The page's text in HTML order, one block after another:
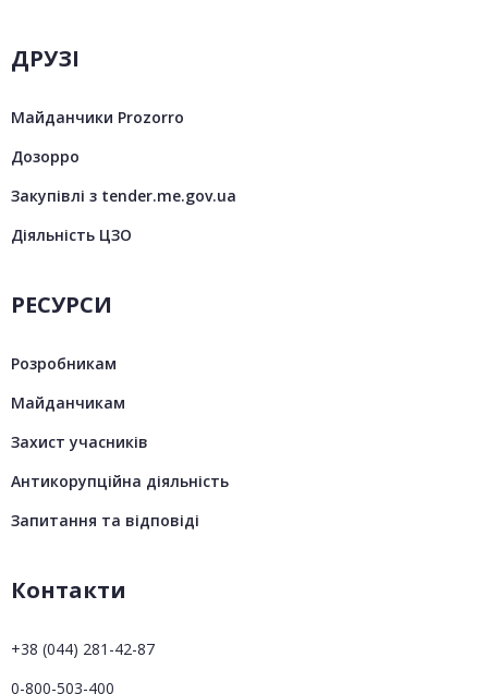
ДРУЗІ
Майданчики Prozorro
Дозорро
Закупівлі з tender.me.gov.ua
Діяльність ЦЗО
РЕСУРСИ
Розробникам
Майданчикам
Захист учасників
Антикорупційна діяльність
Запитання та відповіді
Контакти
+38 (044) 281-42-87
0-800-503-400